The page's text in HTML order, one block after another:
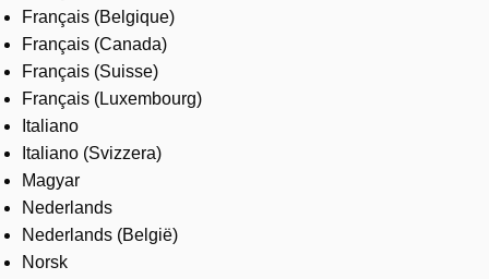
Français (Belgique)
Français (Canada)
Français (Suisse)
Français (Luxembourg)
Italiano
Italiano (Svizzera)
Magyar
Nederlands
Nederlands (België)
Norsk